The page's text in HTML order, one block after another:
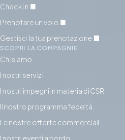
Check in
Prenotare un volo
Gestisci la tua prenotazione
SCOPRI LA COMPAGNIE
Chi siamo
I nostri servizi
I nostri impegni in materia di CSR
Il nostro programma fedeltà
Le nostre offerte commerciali
I nostri eventi a bordo